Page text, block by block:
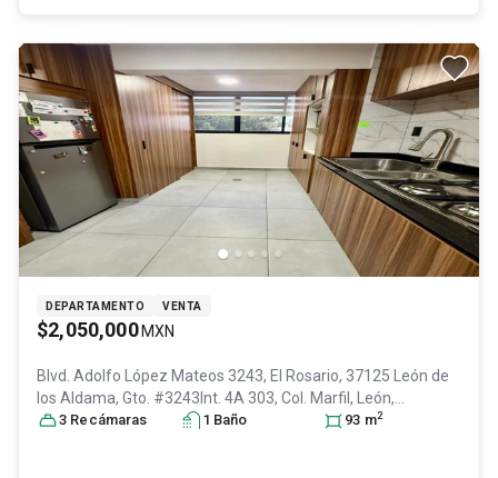
DEPARTAMENTO VENTA
$2,050,000 MXN
Blvd. Adolfo López Mateos 3243, El Rosario, 37125 León de
los Aldama, Gto. #3243Int. 4A 303, Col. Marfil,
León,
Guanajuato, México , C.P. 37125 30305510
3 Recámaras 1 Baño 93 m2